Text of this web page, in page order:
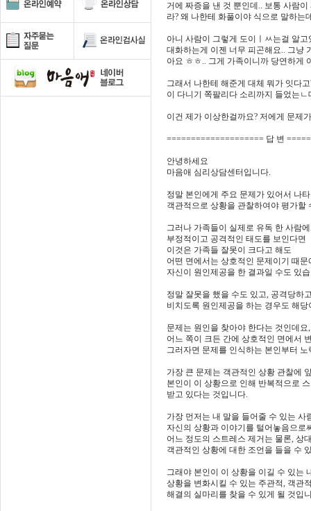
거에 짜증을 낸 것 뿐인데.. 보통 사람
라? 왜 나한테 화풀이야 식으로 말하는
아니 사람이 그렇게 도이ㅣㅆ는걸 알
대화하는게 이젠 너무 피곤해요.. 그냥
아요 ㅎㅎ.. 그게 가족이니까 당연하게
그래서 나한테 해준게 대체 뭐가 잇다
이 다니기 쪽팔리다 소리까지 들었는
이건 제가 이상한걸까요? 저에게 문제
==================== 답 변
안녕하세요
마음애 심리상담센터입니다.
정말 본인에게 주요 문제가 있어서 나
객관적으로 상황을 관찰하여야 평가할
그러나 가족들이 실제로 유독 한 사람
부정적이고 공격적인 태도를 보인다면
이것은 가족들 잘못이 크다고 해도
어떤 면에서는 상호적인 문제이기 때문
자신이 원인제공을 한 결과일 수도 있
정말 잘못을 했을 수도 있고, 공격당하
비치도록 원인제공을 하는 경우도 해당
문제는 원인을 찾아야 한다는 것인데요,
어느 쪽이 크든 간에 상호적인 면에서
그러자면 문제를 인식하는 본인부터
가장 큰 문제는 객관적인 상황 관찰에
본인이 이 상황으로 인해 반복적으로
받고 있다는 것입니다.
가장 먼저는 내 말을 들어줄 수 있는 사
자신의 상황과 이야기를 털어놓음으로
어느 정도의 스트레스 제거는 물론, 상
객관적인 상황에 대한 조언을 들을 수
그래야 본인이 이 상황을 이길 수 있는
상황을 변화시킬 수 있는 주관적, 객관
해결의 실마리를 찾을 수 있게 될 것입